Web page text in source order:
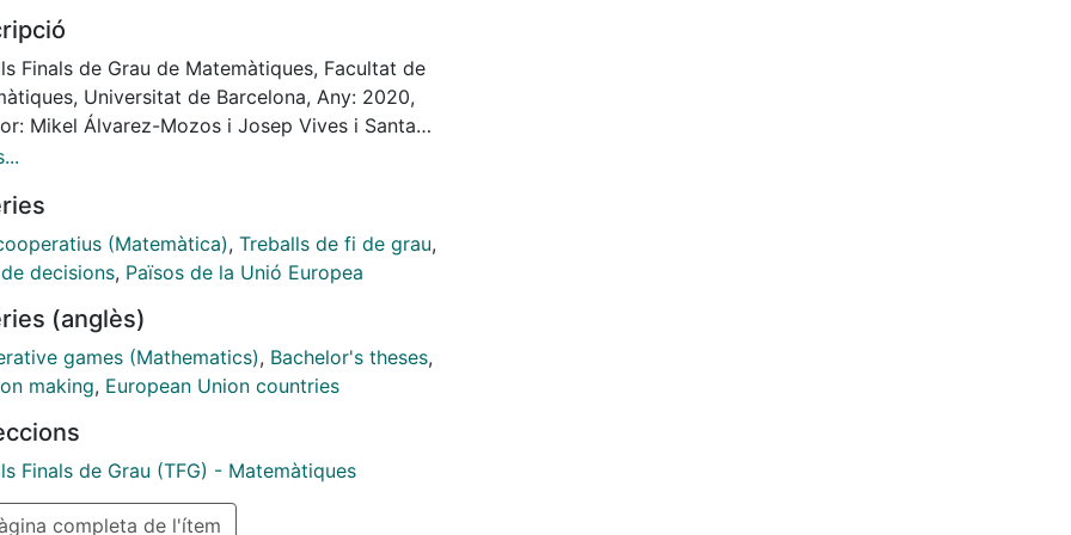
obtain the desired result. This will be represented
voting games.
power indices that are measures to know the
of a voter within a voting system will be presented.
power indices and the properties that
related to these indices are mentioned. Finally,
of the concepts will be made to the study
of power in the member countries of the
Finals de Grau de Matemàtiques, Facultat de
Universitat de Barcelona, Any: 2020,
Mikel Álvarez-Mozos i Josep Vives i Santa
(Matemàtica), Treballs de fi de grau,
decisions, Països de la Unió Europea
(anglès)
games (Mathematics), Bachelor's theses,
making, European Union countries
Finals de Grau (TFG) - Matemàtiques
completa de l'ítem